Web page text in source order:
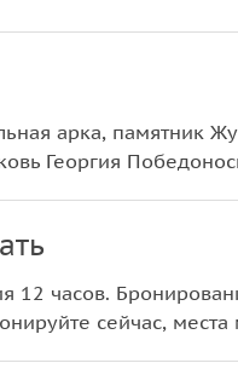
арка, памятник
Георгия
12 часов.
сейчас, места